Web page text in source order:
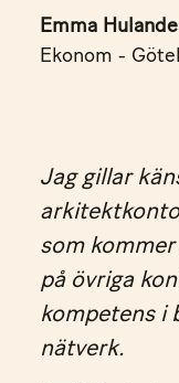
Emma
Ekonom -
Jag gillar
som
på övriga
kompetens i
nätverk.